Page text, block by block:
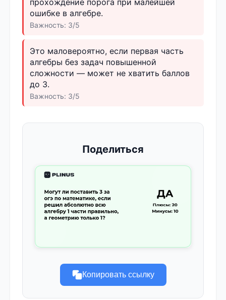
ошибке в алгебре.
Важность: 3/5
Это маловероятно, если первая часть
алгебры без задач повышенной
сложности — может не хватить баллов
до 3.
Важность: 3/5
Поделиться
Копировать ссылку